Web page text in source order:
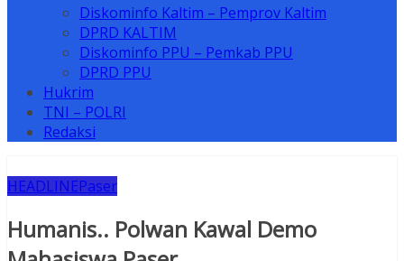
Diskominfo Kaltim – Pemprov Kaltim
DPRD KALTIM
Diskominfo PPU – Pemkab PPU
DPRD PPU
Hukrim
TNI – POLRI
Redaksi
HEADLINEPaser
Humanis.. Polwan Kawal Demo